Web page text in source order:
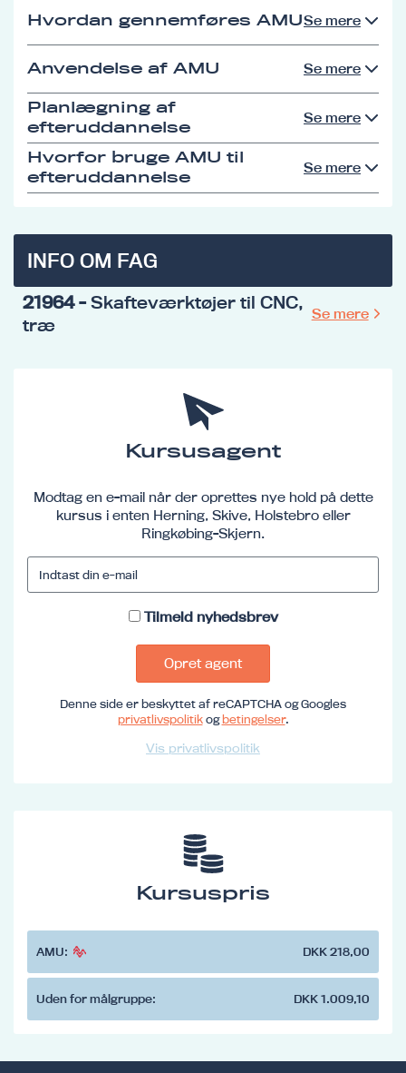
Hvordan gennemføres AMUSe mere
Anvendelse af AMU Se mere
Planlægning af
efteruddannelse
Se mere
Hvorfor bruge AMU til
efteruddannelse
Se mere
INFO OM FAG
21964- Skafteværktøjer til CNC,
træ
Se mere
Kursusagent
Modtag en e-mail når der oprettes nye hold på dette
kursus i enten Herning, Skive, Holstebro eller
Ringkøbing-Skjern.
Tilmeld nyhedsbrev
Opret agent
Denne side er beskyttet af reCAPTCHA og Googles
privatlivspolitikogbetingelser.
Vis privatlivspolitik
Kursuspris
AMU: DKK 218,00
Uden for målgruppe: DKK 1.009,10